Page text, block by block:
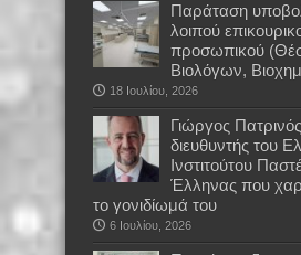
Παράταση
λοιπού
προσωπικού
Βιολόγων,
18 Ιουλίου, 2026
Γιώργος
διευθυντής του
Ινστιτούτου
Έλληνας που
το γονιδίωμά του
6 Ιουλίου, 2026